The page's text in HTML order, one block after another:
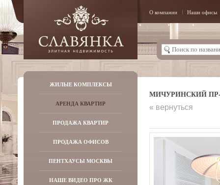
О компании Наши офисы
ЖИЛЫЕ КОМПЛЕКСЫ
АРЕНДА КВАРТИР
ПРОДАЖА КВАРТИР
ПРОДАЖА ОФИСОВ
ПЕНТХАУСЫ МОСКВЫ
НАШЕ ВИДЕО ПРО ЖК
МИЧУРИНСКИЙ ПР-
« вернуться